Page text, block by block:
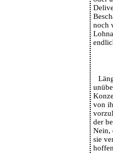
noch
von
der
Nein,
sie